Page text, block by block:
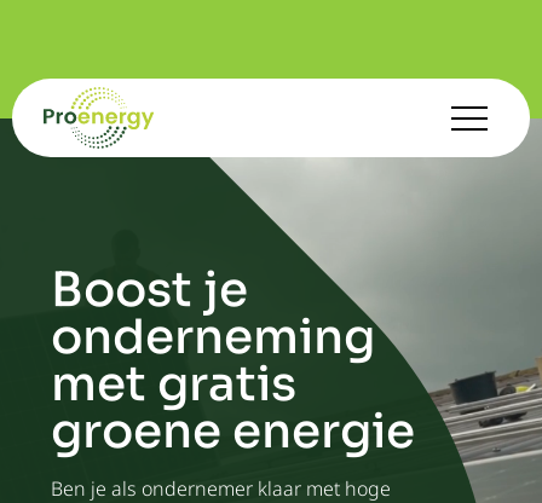
Boost je
onderneming
met gratis
groene energie
Ben je als ondernemer klaar met hoge